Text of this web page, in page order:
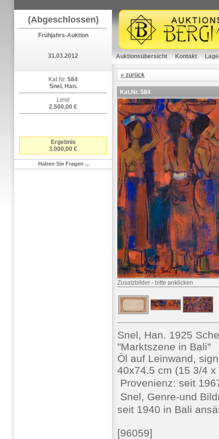
(Abgeschlossen)
Frühjahrs-Auktion
31.03.2012
Kat.Nr. 584
Snel, Han.
Limit
2.500,00 €
Ergebnis
3.000,00 €
Haben Sie Fragen ...
Auktionsübersicht Kontakt
« zurück
Kat.Nr. 584
Zusatzbilder - bitte anklicken
Snel, Han. 1925
"Marktszene in Bali"
Öl auf Leinwand,
40x74.5 cm (15 3/4
 Provenienz: seit
Snel, Genre-und
seit 1940 in Bali
[96059]